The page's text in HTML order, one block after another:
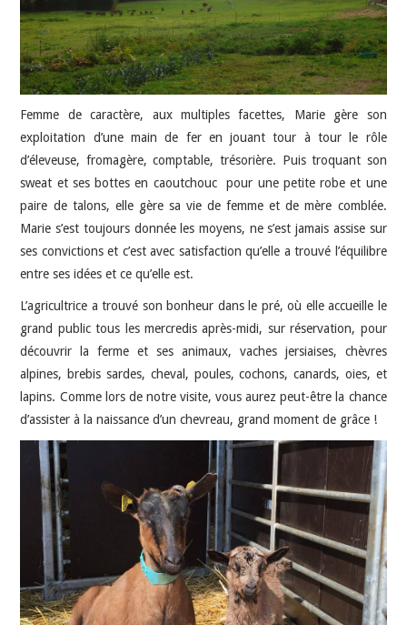
Femme de caractère, aux multiples facettes, Marie gère son
exploitation d’une main de fer en jouant tour à tour le rôle
d’éleveuse, fromagère, comptable, trésorière. Puis troquant son
sweat et ses bottes en caoutchouc pour une petite robe et une
paire de talons, elle gère sa vie de femme et de mère comblée.
Marie s’est toujours donnée les moyens, ne s’est jamais assise sur
ses convictions et c’est avec satisfaction qu’elle a trouvé l’équilibre
entre ses idées et ce qu’elle est.
L’agricultrice a trouvé son bonheur dans le pré, où elle accueille le
grand public tous les mercredis après-midi, sur réservation, pour
découvrir la ferme et ses animaux, vaches jersiaises, chèvres
alpines, brebis sardes, cheval, poules, cochons, canards, oies, et
lapins. Comme lors de notre visite, vous aurez peut-être la chance
d’assister à la naissance d’un chevreau, grand moment de grâce !